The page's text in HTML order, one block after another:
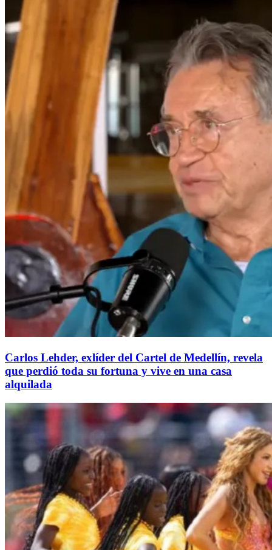
Carlos Lehder, exlíder del Cartel de Medellín, revela
que perdió toda su fortuna y vive en una casa
alquilada